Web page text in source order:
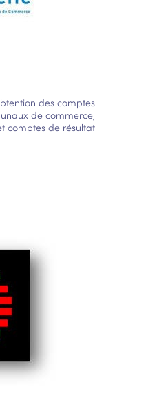
des comptes
de commerce,
comptes de résultat